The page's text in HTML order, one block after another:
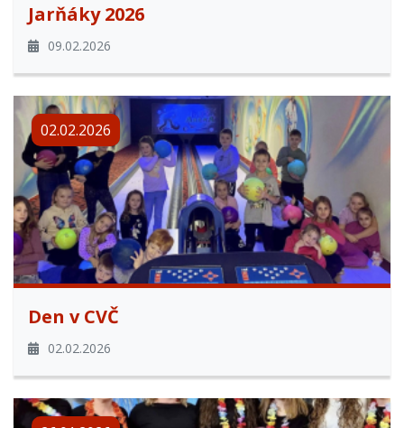
Jarňáky 2026
09.02.2026
02.02.2026
Den v CVČ
02.02.2026